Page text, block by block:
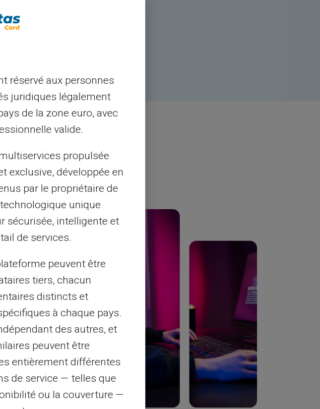
réservé aux personnes
juridiques légalement
de la zone euro, avec
valide.
propulsée
exclusive, développée en
par le propriétaire de
unique
sécurisée, intelligente et
de services.
peuvent être
tiers, chacun
distincts et
à chaque pays.
des autres, et
peuvent être
entièrement différentes
de service — telles que
ou la couverture —